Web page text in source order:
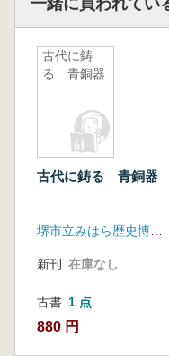
一緒に買われてい
古代に鋳
る 青銅器
古代に鋳る 青銅器
新刊 在庫なし
古書 1 点
880 円